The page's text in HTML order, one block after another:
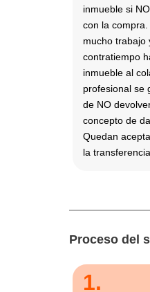
inmueble si
con la
mucho trabajo
contratiempo
inmueble al
profesional se
de NO
concepto de
Quedan
la transferencia.
Proceso del
1.